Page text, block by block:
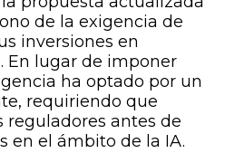
de la exigencia de
inversiones en
En lugar de imponer
ha optado por un
requiriendo que
reguladores antes de
en el ámbito de la IA.